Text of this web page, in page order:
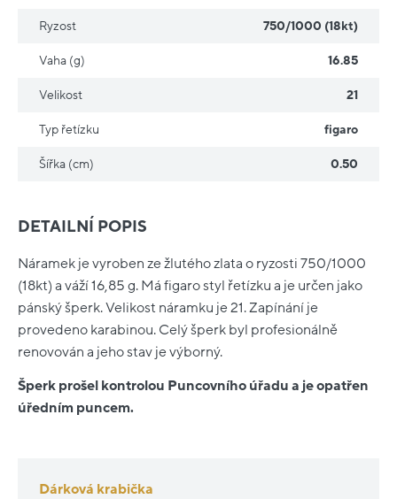
DETAILNÍ POPIS
Náramek je vyroben ze žlutého zlata o ryzosti 750/1000
(18kt) a váží 16,85 g. Má figaro styl řetízku a je určen jako
pánský šperk. Velikost náramku je 21. Zapínání je
provedeno karabinou. Celý šperk byl profesionálně
renovován a jeho stav je výborný.
Šperk prošel kontrolou Puncovního úřadu a je opatřen
úředním puncem.
Dárková krabička
Ryzost 750/1000 (18kt)
Vaha (g) 16.85
Velikost 21
Typ řetízku figaro
Šířka (cm) 0.50